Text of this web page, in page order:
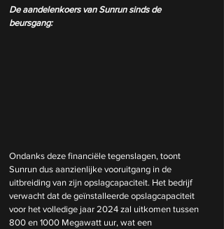
De aandelenkoers van Sunrun sinds de
beursgang:
Ondanks deze financiële tegenslagen, toont
Sunrun dus aanzienlijke vooruitgang in de
uitbreiding van zijn opslagcapaciteit. Het bedrijf
verwacht dat de geïnstalleerde opslagcapaciteit
voor het volledige jaar 2024 zal uitkomen tussen
800 en 1000 Megawatt uur, wat een